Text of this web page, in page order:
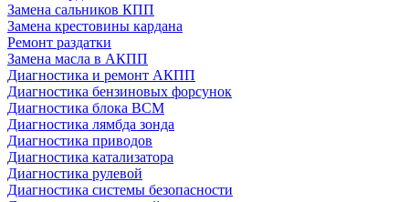
Замена сальников КПП
Замена крестовины кардана
Ремонт раздатки
Замена масла в АКПП
Диагностика и ремонт АКПП
Диагностика бензиновых форсунок
Диагностика блока BCM
Диагностика лямбда зонда
Диагностика приводов
Диагностика катализатора
Диагностика рулевой
Диагностика системы безопасности